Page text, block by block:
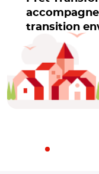
transition